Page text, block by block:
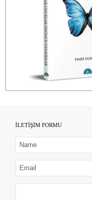
İLETİŞİM FORMU